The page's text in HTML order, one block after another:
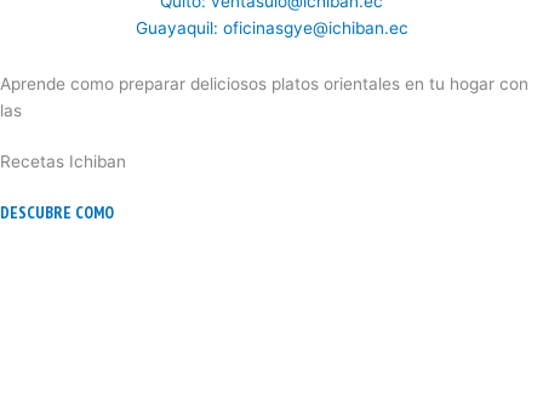
Guayaquil: oficinasgye@ichiban.ec
Aprende como preparar deliciosos platos orientales en tu hogar con
las
Recetas Ichiban
DESCUBRE COMO